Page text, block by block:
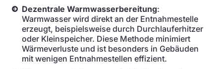
Dezentrale Warmwasserbereitung:
Warmwasser wird direkt an der Entnahmestelle
erzeugt, beispielsweise durch Durchlauferhitzer
oder Kleinspeicher. Diese Methode minimiert
Wärmeverluste und ist besonders in Gebäuden
mit wenigen Entnahmestellen effizient.